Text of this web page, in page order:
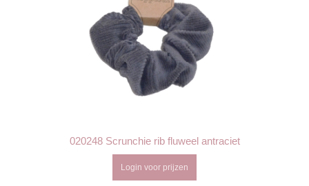
020248 Scrunchie rib fluweel antraciet
Login voor prijzen